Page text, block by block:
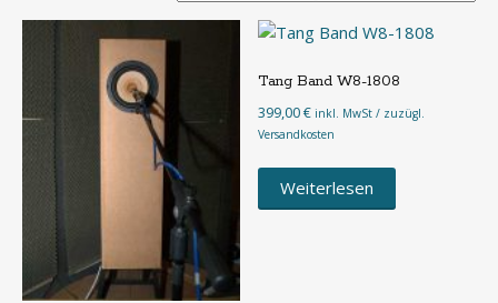
Tang Band W8-1808
399,00€ inkl. MwSt / zuzügl.
Versandkosten
Weiterlesen